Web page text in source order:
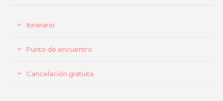
Itinerario
Punto de encuentro
Cancelación gratuita